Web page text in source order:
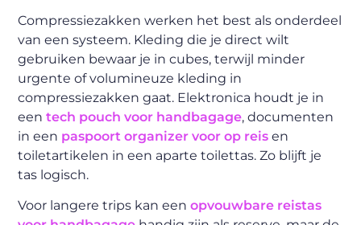
Compressiezakken werken het best als onderdeel
van een systeem. Kleding die je direct wilt
gebruiken bewaar je in cubes, terwijl minder
urgente of volumineuze kleding in
compressiezakken gaat. Elektronica houdt je in
eentech pouch voor handbagage, documenten
in een paspoort organizer voor op reis en
toiletartikelen in een aparte toilettas. Zo blijft je
tas logisch.
Voor langere trips kan eenopvouwbare reistas